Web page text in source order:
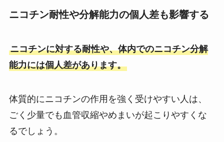
ニコチン耐性や分解能力の個人差も影響する
ニコチンに対する耐性や、体内でのニコチン分解
能力には個人差があります。
体質的にニコチンの作用を強く受けやすい人は、
ごく少量でも血管収縮やめまいが起こりやすくな
るでしょう。